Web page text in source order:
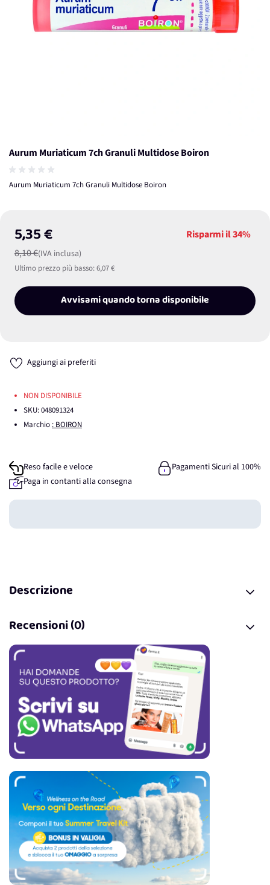
Aurum Muriaticum 7ch Granuli Multidose Boiron
Aurum Muriaticum 7ch Granuli Multidose Boiron
5,35 €
8,10 €(IVA inclusa)
Risparmi il34%
Ultimo prezzo più basso:6,07 €
Avvisami quando torna disponibile
Aggiungi ai preferiti
NON DISPONIBILE
SKU:048091324
Marchio : BOIRON
Reso facile e veloce
Pagamenti Sicuri al 100%
Paga in contanti alla consegna
Guadagna
Descrizione
Recensioni (0)